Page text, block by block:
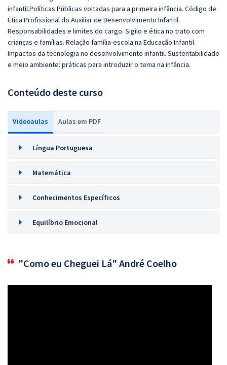
infantil.Políticas Públicas voltadas para a primeira infância. Código de
Ética Profissional do Auxiliar de Desenvolvimento Infantil.
Responsabilidades e limites do cargo. Sigilo e ética no trato com
crianças e famílias. Relação família-escola na Educação Infantil.
Impactos da tecnologia no desenvolvimento infantil. Sustentabilidade
e meio ambiente: práticas para introduzir o tema na infância.
Conteúdo deste curso
Videoaulas Aulas em PDF
Língua Portuguesa
Matemática
Conhecimentos Específicos
Equilíbrio Emocional
"Como eu Cheguei Lá" André Coelho